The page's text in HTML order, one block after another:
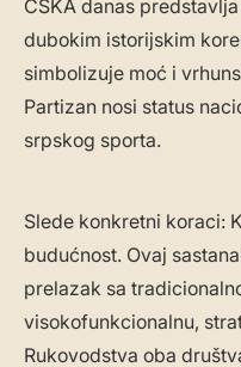
CSKA danas
dubokim istorijskim
simbolizuje moć i
Partizan nosi status
srpskog sporta.
Slede konkretni koraci:
budućnost. Ovaj
prelazak sa
visokofunkcionalnu,
Rukovodstva oba